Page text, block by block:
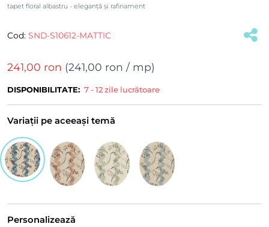
tapet floral albastru - eleganță și rafinament
Cod: SND-S10612-MATTIC
241,00 ron (241,00 ron / mp)
DISPONIBILITATE: 7 - 12 zile lucrătoare
Variații pe aceeași temă
Personalizează